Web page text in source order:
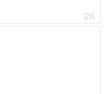
26